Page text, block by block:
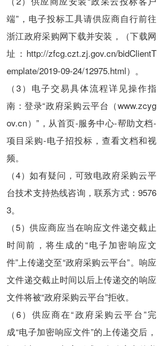
端”，电子投标工具请供应商自行前往
浙江政府采购网下载并安装，（下载网
址：http://zfcg.czt.zj.gov.cn/bidClientT
emplate/2019-09-24/12975.html）。
（3）电子交易具体流程详见操作指
南：登录“政府采购云平台（www.zcyg
ov.cn）”，从首页-服务中心-帮助文档-
项目采购-电子招投标，查看文档和视
频。
（4）如有疑问，可致电政府采购云平
台技术支持热线咨询，联系方式：9576
3。
（5）供应商应当在响应文件递交截止
时间前，将生成的“电子加密响应文
件”上传递交至“政府采购云平台”。响应
文件递交截止时间以后上传递交的响应
文件将被“政府采购云平台”拒收。
（6）供应商在“政府采购云平台”完
成“电子加密响应文件”的上传递交后，